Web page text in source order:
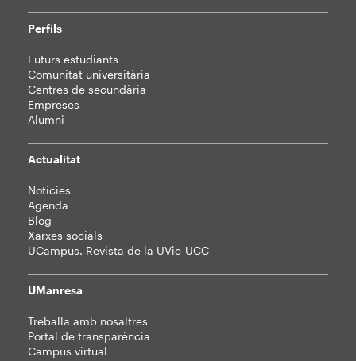
Perfils
Futurs estudiants
Comunitat universitària
Centres de secundària
Empreses
Alumni
Actualitat
Notícies
Agenda
Blog
Xarxes socials
UCampus. Revista de la UVic-UCC
UManresa
Treballa amb nosaltres
Portal de transparència
Campus virtual